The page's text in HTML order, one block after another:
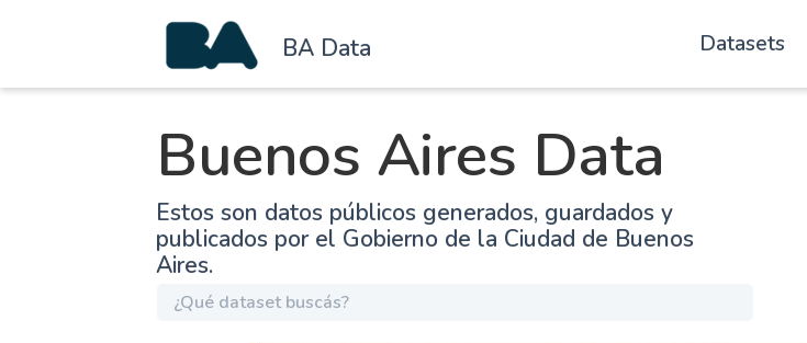
BA Data Datasets
Buenos Aires Data
Estos son datos públicos generados, guardados y
publicados por el Gobierno de la Ciudad de Buenos
Aires.